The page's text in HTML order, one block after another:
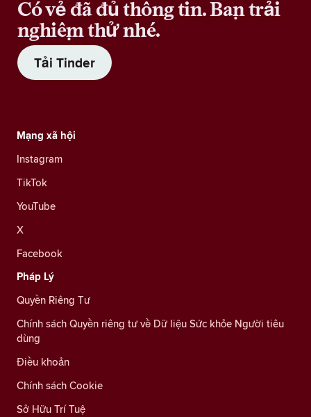
Có vẻ đã đủ thông tin. Bạn trải
nghiệm thử nhé.
Tải Tinder
Mạng xã hội
Instagram
TikTok
YouTube
X
Facebook
Pháp Lý
Quyền Riêng Tư
Chính sách Quyền riêng tư về Dữ liệu Sức khỏe Người tiêu
dùng
Điều khoản
Chính sách Cookie
Sở Hữu Trí Tuệ